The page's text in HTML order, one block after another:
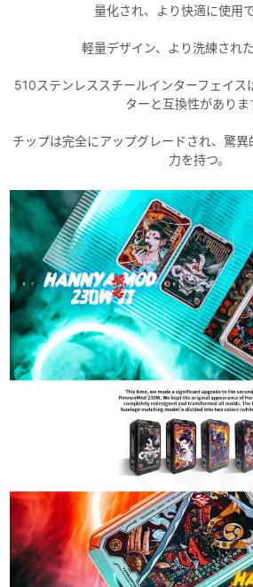
量化され、より快適に使用で
軽量デザイン、より洗練された
510ステンレススチールインターフェイス
ターと互換性がありま
チップは完全にアップグレードされ、驚
力を持つ。